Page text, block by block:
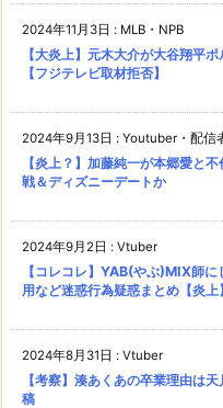
2024年11月3日 : MLB・NPB
【大炎上】元木大介が大谷翔平
【フジテレビ取材拒否】
2024年9月13日 : Youtuber・配信
【炎上？】加藤純一が本郷愛と
戦＆ディズニーデートか
2024年9月2日 : Vtuber
【コレコレ】YAB(やぶ)MIX師
用など迷惑行為疑惑まとめ【炎上】
2024年8月31日 : Vtuber
【考察】湊あくあの卒業理由は
稿